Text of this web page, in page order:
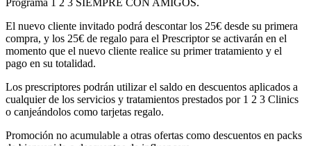
Programa 1 2 3 SIEMPRE CON AMIGOS.
El nuevo cliente invitado podrá descontar los 25€ desde su primera
compra, y los 25€ de regalo para el Prescriptor se activarán en el
momento que el nuevo cliente realice su primer tratamiento y el
pago en su totalidad.
Los prescriptores podrán utilizar el saldo en descuentos aplicados a
cualquier de los servicios y tratamientos prestados por 1 2 3 Clinics
o canjeándolos como tarjetas regalo.
Promoción no acumulable a otras ofertas como descuentos en packs